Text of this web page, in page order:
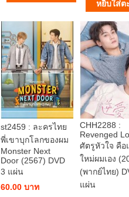
st2459 : ละครไทย
พี่เขาบุกโลกของผม
Monster Next
Door (2567) DVD
3 แผ่น
60.00 บาท
CHH2288 :
Revenged
ศัตรูหัวใจ คื
ใหม่ผมเอง
(พากย์ไทย)
แผ่น